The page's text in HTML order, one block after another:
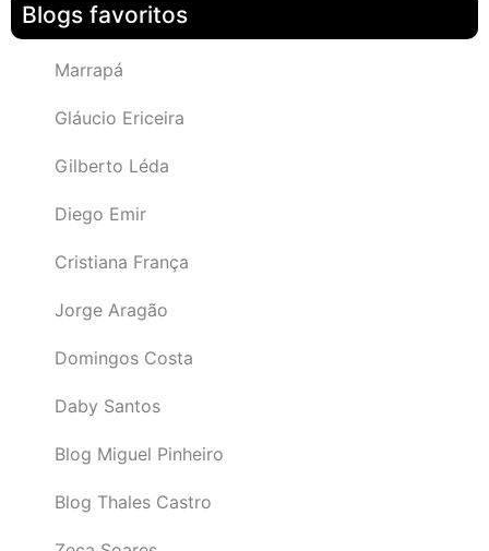
Blogs favoritos
Marrapá
Gláucio Ericeira
Gilberto Léda
Diego Emir
Cristiana França
Jorge Aragão
Domingos Costa
Daby Santos
Blog Miguel Pinheiro
Blog Thales Castro